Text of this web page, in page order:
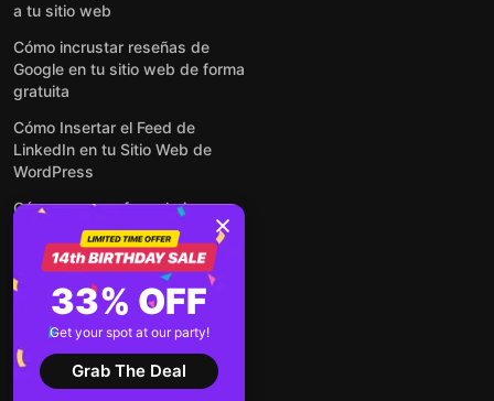
a tu sitio web
Cómo incrustar reseñas de
Google en tu sitio web de forma
gratuita
Cómo Insertar el Feed de
LinkedIn en tu Sitio Web de
WordPress
Cómo crear un formulario para
WordPress: de manera simple y
rápida
Cómo incrustar formularios en
cualquier sitio web en línea y
gratis
Ver todas las entradas
33% OFF
Get your spot at our party!
Grab The Deal